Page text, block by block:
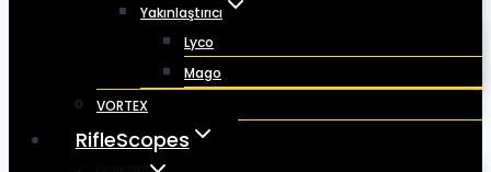
Yakınlaştırıcı
Lyco
Mago
VORTEX
RifleScopes